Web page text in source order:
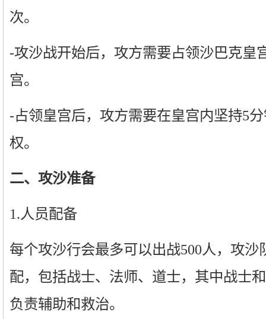
次。
-攻沙战开始后，攻方需要占领沙巴克皇
宫。
-占领皇宫后，攻方需要在皇宫内坚持5
权。
二、攻沙准备
1.人员配备
每个攻沙行会最多可以出战500人，攻
配，包括战士、法师、道士，其中战士
负责辅助和救治。